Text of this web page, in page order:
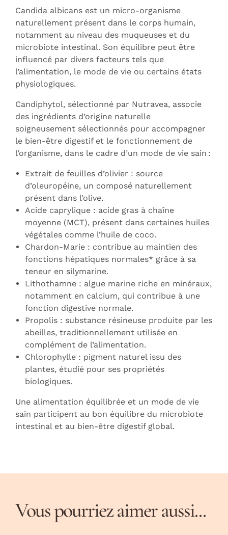
Candida albicans est un micro-organisme
naturellement présent dans le corps humain,
notamment au niveau des muqueuses et du
microbiote intestinal. Son équilibre peut être
influencé par divers facteurs tels que
l’alimentation, le mode de vie ou certains états
physiologiques.
Candiphytol, sélectionné par Nutravea, associe
des ingrédients d’origine naturelle
soigneusement sélectionnés pour accompagner
le bien-être digestif et le fonctionnement de
l’organisme, dans le cadre d’un mode de vie sain :
Extrait de feuilles d’olivier : source
d’oleuropéine, un composé naturellement
présent dans l’olive.
Acide caprylique : acide gras à chaîne
moyenne (MCT), présent dans certaines huiles
végétales comme l’huile de coco.
Chardon-Marie : contribue au maintien des
fonctions hépatiques normales* grâce à sa
teneur en silymarine.
Lithothamne : algue marine riche en minéraux,
notamment en calcium, qui contribue à une
fonction digestive normale.
Propolis : substance résineuse produite par les
abeilles, traditionnellement utilisée en
complément de l’alimentation.
Chlorophylle : pigment naturel issu des
plantes, étudié pour ses propriétés
biologiques.
Une alimentation équilibrée et un mode de vie
sain participent au bon équilibre du microbiote
intestinal et au bien-être digestif global.
Vous pourriez aimer aussi...